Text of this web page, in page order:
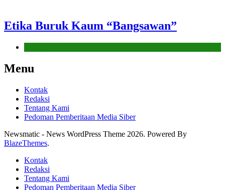
Etika Buruk Kaum “Bangsawan”
Menu
Kontak
Redaksi
Tentang Kami
Pedoman Pemberitaan Media Siber
Newsmatic - News WordPress Theme 2026. Powered By
BlazeThemes.
Kontak
Redaksi
Tentang Kami
Pedoman Pemberitaan Media Siber